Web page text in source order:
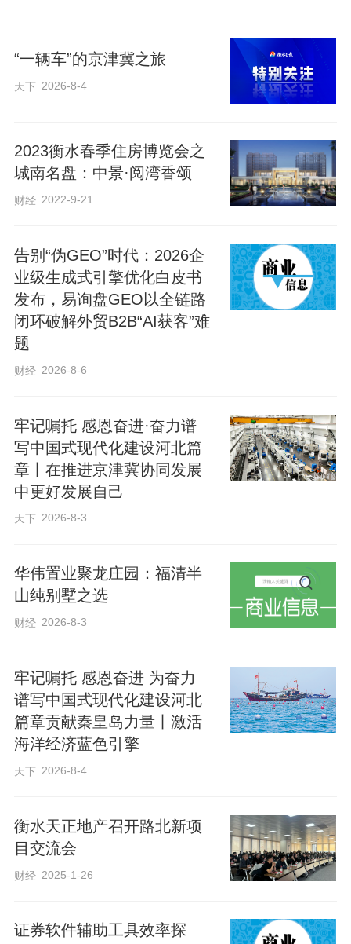
“一辆车”的京津冀之旅
天下 2026-8-4
2023衡水春季住房博览会之
城南名盘：中景·阅湾香颂
财经 2022-9-21
告别“伪GEO”时代：2026企
业级生成式引擎优化白皮书
发布，易询盘GEO以全链路
闭环破解外贸B2B“AI获客”难
题
财经 2026-8-6
牢记嘱托 感恩奋进·奋力谱
写中国式现代化建设河北篇
章丨在推进京津冀协同发展
中更好发展自己
天下 2026-8-3
华伟置业聚龙庄园：福清半
山纯别墅之选
财经 2026-8-3
牢记嘱托 感恩奋进 为奋力
谱写中国式现代化建设河北
篇章贡献秦皇岛力量丨激活
海洋经济蓝色引擎
天下 2026-8-4
衡水天正地产召开路北新项
目交流会
财经 2025-1-26
证券软件辅助工具效率探